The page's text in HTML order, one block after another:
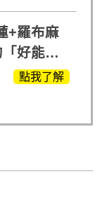
+羅布麻
好能
專利配
點我了解